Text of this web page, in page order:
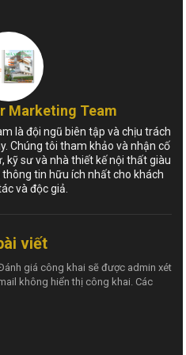
Marketing Team
là đội ngũ biên tập và chịu trách
Chúng tôi tham khảo và nhận cố
kỹ sư và nhà thiết kế nội thất giàu
tin hữu ích nhất cho khách
và độc giả.
viết
giá công khai sẽ được admin xét
không hiển thị công khai. Các